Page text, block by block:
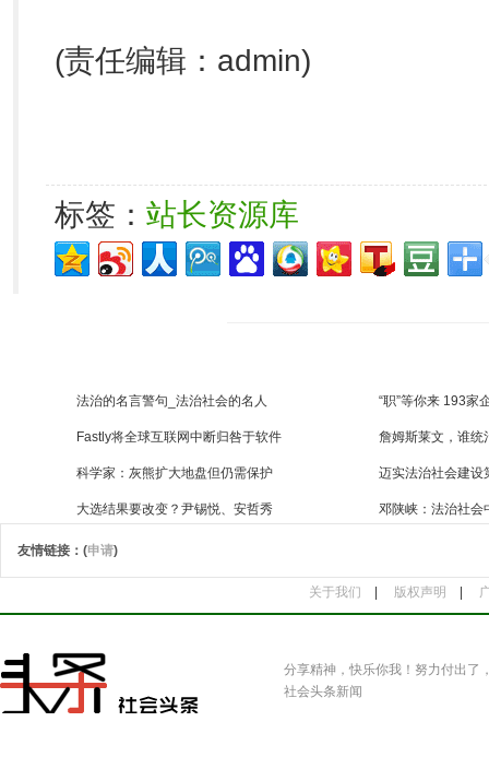
(责任编辑：admin)
标签： 站长资源库
法治的名言警句_法治社会的名人 “职”等你来 193家
Fastly将全球互联网中断归咎于软件 詹姆斯莱文，谁统
科学家：灰熊扩大地盘但仍需保护 迈实法治社会建设
大选结果要改变？尹锡悦、安哲秀 邓陕峡：法治社会
友情链接：(申请)
关于我们 版权声明
分享精神，快乐你我！努力付出了
社会头条新闻